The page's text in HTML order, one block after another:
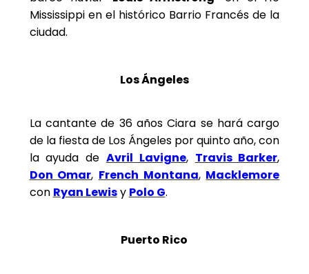
Mississippi en el histórico Barrio Francés de la
ciudad.
Los Ángeles
La cantante de 36 años Ciara se hará cargo
de la fiesta de Los Ángeles por quinto año, con
la ayuda de Avril Lavigne, Travis Barker,
Don Omar, French Montana, Macklemore
con Ryan Lewisy Polo G.
Puerto Rico